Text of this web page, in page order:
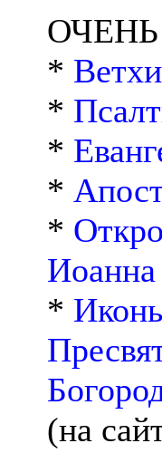
*
*
*
*
*
Иоанна
*
(на